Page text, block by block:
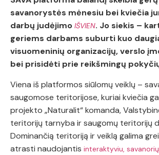
savanorystės mėnesiu bei kviečia
darbų judėjimo IŠVIEN. Jo siekis –
geriems darbams suburti kuo
visuomeninių organizacijų, verslo
bei prisidėti prie reikšmingų
Viena iš platformos siūlomų veiklų –
saugomose teritorijose, kuriai kviečia
projekto „Naturalit“ komanda,
teritorijų tarnyba ir saugomų teritorijų
Dominančią teritoriją ir veiklą galima
atrasti naudojantis interaktyviu,